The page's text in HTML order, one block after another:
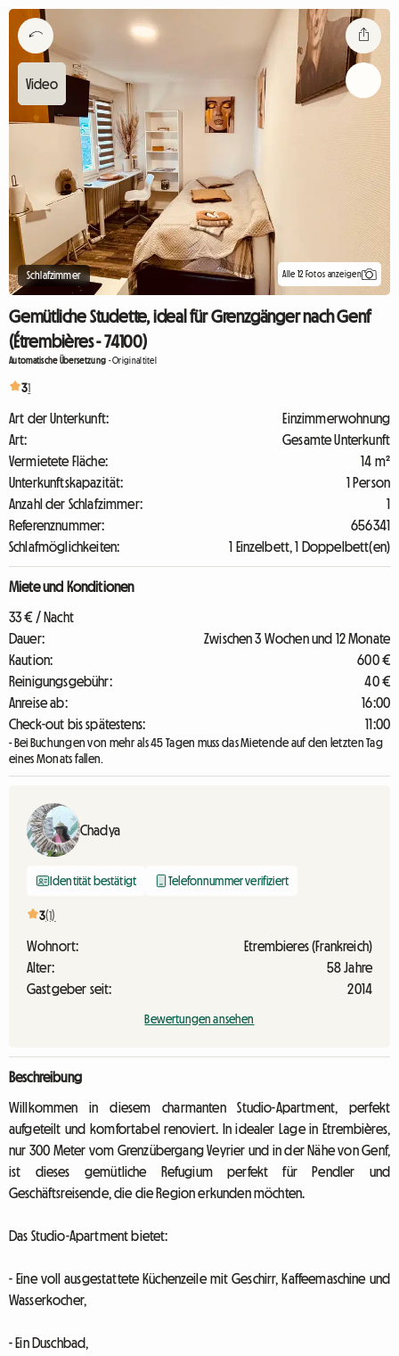
Schlafzimmer Alle 12 Fotos anzeigen
Gemütliche Studette, ideal für Grenzgänger nach Genf
(Étrembières - 74100)
Automatische Übersetzung -Originaltitel
31
Art der Unterkunft:
Einzimmerwohnung
Art:
Gesamte Unterkunft
Vermietete Fläche:
14 m²
Unterkunftskapazität:
1 Person
Anzahl der Schlafzimmer:
1
Referenznummer:
656341
Schlafmöglichkeiten:
1 Einzelbett, 1 Doppelbett(en)
Miete und Konditionen
33 € / Nacht
Dauer:
Zwischen 3 Wochen und 12 Monate
Kaution:
600 €
Reinigungsgebühr:
40 €
Anreise ab:
16:00
Check-out bis spätestens:
11:00
- Bei Buchungen von mehr als 45 Tagen muss das Mietende auf den letzten Tag
eines Monats fallen.
Chadya
Identität bestätigt Telefonnummer verifiziert
3(1)
Wohnort:
Etrembieres (Frankreich)
Alter:
58 Jahre
Gastgeber seit:
2014
Bewertungen ansehen
Beschreibung
Willkommen in diesem charmanten Studio-Apartment, perfekt
aufgeteilt und komfortabel renoviert. In idealer Lage in Etrembières,
nur 300 Meter vom Grenzübergang Veyrier und in der Nähe von Genf,
ist dieses gemütliche Refugium perfekt für Pendler und
Geschäftsreisende, die die Region erkunden möchten.
Das Studio-Apartment bietet:
- Eine voll ausgestattete Küchenzeile mit Geschirr, Kaffeemaschine und
Wasserkocher,
- Ein Duschbad,